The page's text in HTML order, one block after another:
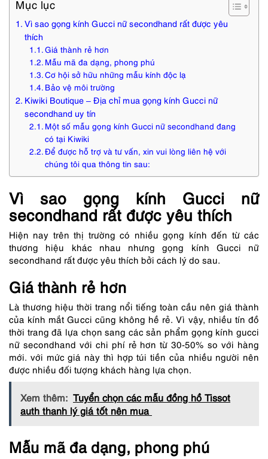
Mục lục
Vì sao gọng kính Gucci nữ secondhand rất được yêu
thích
Giá thành rẻ hơn
Mẫu mã đa dạng, phong phú
Cơ hội sở hữu những mẫu kính độc lạ
Bảo vệ môi trường
Kiwiki Boutique – Địa chỉ mua gọng kính Gucci nữ
secondhand uy tín
Một số mẫu gọng kính Gucci nữ secondhand đang
có tại Kiwiki
Để được hỗ trợ và tư vấn, xin vui lòng liên hệ với
chúng tôi qua thông tin sau:
Vì sao gọng kính Gucci nữ
secondhand rất được yêu thích
Hiện nay trên thị trường có nhiều gọng kính đến từ các
thương hiệu khác nhau nhưng gọng kính Gucci nữ
secondhand rất được yêu thích bởi cách lý do sau.
Giá thành rẻ hơn
Là thương hiệu thời trang nổi tiếng toàn cầu nên giá thành
của kính mắt Gucci cũng không hề rẻ. Vì vậy, nhiều tín đồ
thời trang đã lựa chọn sang các sản phẩm gọng kính gucci
nữ secondhand với chi phí rẻ hơn từ 30-50% so với hàng
mới. với mức giá này thì hợp túi tiền của nhiều người nên
được nhiều đối tượng khách hàng lựa chọn.
Xem thêm: Tuyển chọn các mẫu đồng hồ Tissot
auth thanh lý giá tốt nên mua
Mẫu mã đa dạng, phong phú